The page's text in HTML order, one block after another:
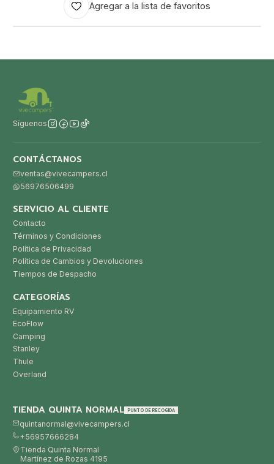
Agregar a la lista de favoritos
Síguenos
CONTÁCTANOS
ventas@vivecampers.cl
56976506499
SERVICIO AL CLIENTE
Contacto
Términos y Condiciones
Política de Privacidad
Política de Cambios y Devoluciones
Tiempos de Despacho
CATEGORÍAS
Equipamiento RV
EcoFlow
Camping
Stanley
Thule
Overland
TIENDA QUINTA NORMAL PUNTO DE RECOGIDA
quintanormal@vivecampers.cl
+56957666284
Tienda Quinta Normal
Martínez de Rozas 4195